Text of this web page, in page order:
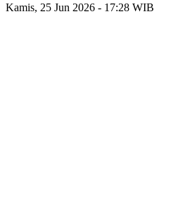
Kamis, 25 Jun 2026 - 17:28 WIB